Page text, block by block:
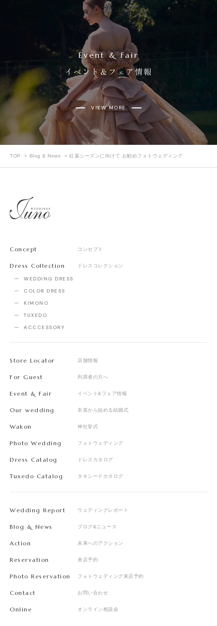
Event & Fair
イベント＆フェア情報
VIEW MORE
TOP Blog & News 紅葉シーズンに向けて お勧めフォトウェディング
Concept コンセプト
Dress Collection ドレスコレクション
WEDDING DRESS
COLOR DRESS
KIMONO
TUXEDO
ACCCESSORY
Store Locator 店舗情報
For Guest 列席者の方へ
Event & Fair イベント&フェア情報
Our wedding 衣裳から始める結婚式
Wakon 神社挙式
Photo Wedding フォトウェディング
Dress Catalog ドレスカタログ
Tuxedo Catalog タキシードカタログ
Wedding Report ウェディングレポート
Blog & News ブログ&ニュース
Action 未来へのアクション
Reservation 来店予約
Photo Reservation フォトウェディング来店予約
Contact お問い合わせ
Online オンライン相談会